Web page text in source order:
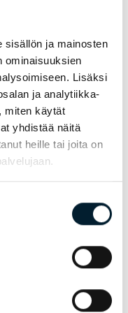
sisällön ja mainosten
ominaisuuksien
Lisäksi
ja analytiikka-
miten käytät
yhdistää näitä
heille tai joita on
Go On ja